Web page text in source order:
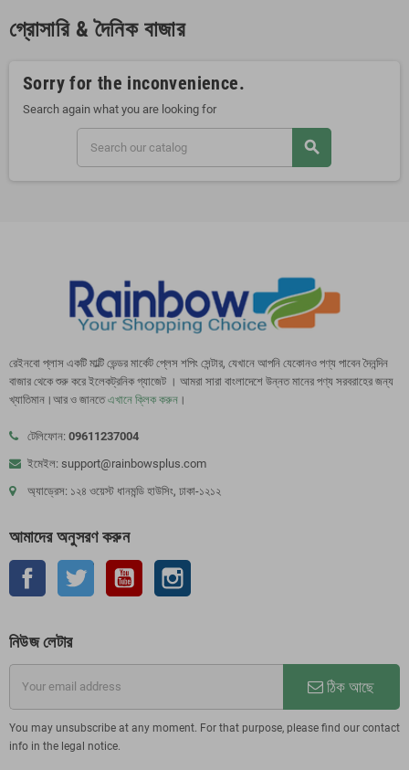
গ্রোসারি & দৈনিক বাজার
Sorry for the inconvenience.
Search again what you are looking for
search
রেইনবো প্লাস একটি মাল্টি ভেন্ডর মার্কেট প্লেস শপিং সেন্টার, যেখানে আপনি যেকোনও পণ্য পাবেন দৈনন্দিন
বাজার থেকে শুরু করে ইলেকট্রনিক গ্যাজেট । আমরা সারা বাংলাদেশে উন্নত মানের পণ্য সরবরাহের জন্য
খ্যাতিমান।আর ও জানতেএখানে ক্লিক করুন ।
টেলিফোন: 09611237004
ইমেইল: support@rainbowsplus.com
অ্যাড্রেস: ১২৪ ওয়েস্ট ধানমন্ডি হাউসিং, ঢাকা-১২১২
আমাদের অনুসরণ করুন
ফেসবুক টুইটার ইউটিউব
নিউজ লেটার
ঠিক আছে
You may unsubscribe at any moment. For that purpose, please find our contact
info in the legal notice.